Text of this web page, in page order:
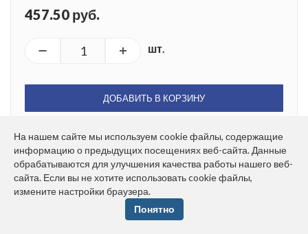
457.50 руб.
шт.
ДОБАВИТЬ В КОРЗИНУ
SPA019R Марсо бежевый обрезной 30*2,5
На нашем сайте мы используем cookie файлы, содержащие
информацию о предыдущих посещениях веб-сайта. Данные
обрабатываются для улучшения качества работы нашего веб-
сайта. Если вы не хотите использовать cookie файлы,
измените настройки браузера.
Понятно